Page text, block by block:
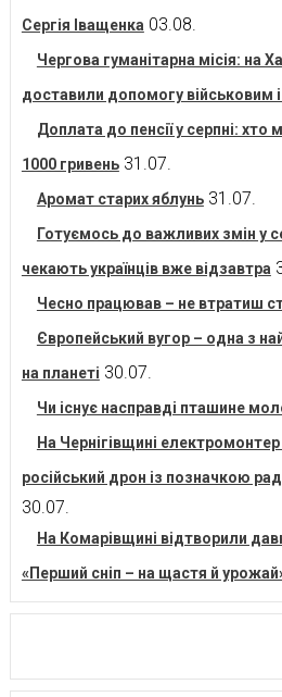
Сергія Іващенка 03.08.
Чергова гуманітарна місія: на
доставили допомогу військовим
Доплата до пенсії у серпні:
1000 гривень 31.07.
Аромат старих яблунь 31.07.
Готуємось до важливих змін у
чекають українців вже відзавтра
Чесно працював – не втратиш
Європейський вугор – одна з
на планеті 30.07.
Чи існує насправді пташине
На Чернігівщині електромонтер
російський дрон із позначкою
30.07.
На Комарівщині відтворили
«Перший сніп – на щастя й